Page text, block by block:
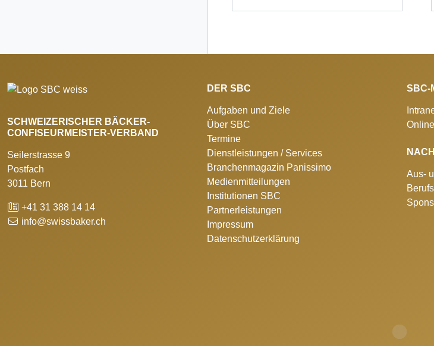
SCHWEIZERISCHER BÄCKER-
CONFISEURMEISTER-VERBAND
Seilerstrasse 9
Postfach
3011 Bern
+41 31 388 14 14
info@swissbaker.ch
DER SBC
Aufgaben und Ziele
Über SBC
Termine
Dienstleistungen / Services
Branchenmagazin Panissimo
Medienmitteilungen
Institutionen SBC
Partnerleistungen
Impressum
Datenschutzerklärung
SBC-
Aus-